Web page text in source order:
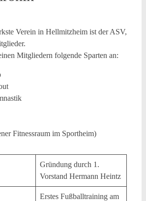
Verein in Hellmitzheim ist der ASV,
Mitgliedern folgende Sparten an:
Fitnessraum im Sportheim)
Gründung durch 1.
Vorstand Hermann Heintz
Erstes Fußballtraining am